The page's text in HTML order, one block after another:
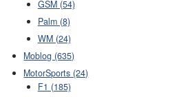
GSM (54)
Palm (8)
WM (24)
Moblog (635)
MotorSports (24)
F1 (185)